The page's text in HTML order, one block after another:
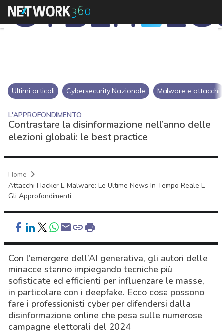
Ultimi articoli Cybersecurity Nazionale Malware e attacchi
L'APPROFONDIMENTO
Contrastare la disinformazione nell’anno delle
elezioni globali: le best practice
Home
Attacchi Hacker E Malware: Le Ultime News In Tempo Reale E
Gli Approfondimenti
Con l’emergere dell’AI generativa, gli autori delle
minacce stanno impiegando tecniche più
sofisticate ed efficienti per influenzare le masse,
in particolare con i deepfake. Ecco cosa possono
fare i professionisti cyber per difendersi dalla
disinformazione online che pesa sulle numerose
campagne elettorali del 2024